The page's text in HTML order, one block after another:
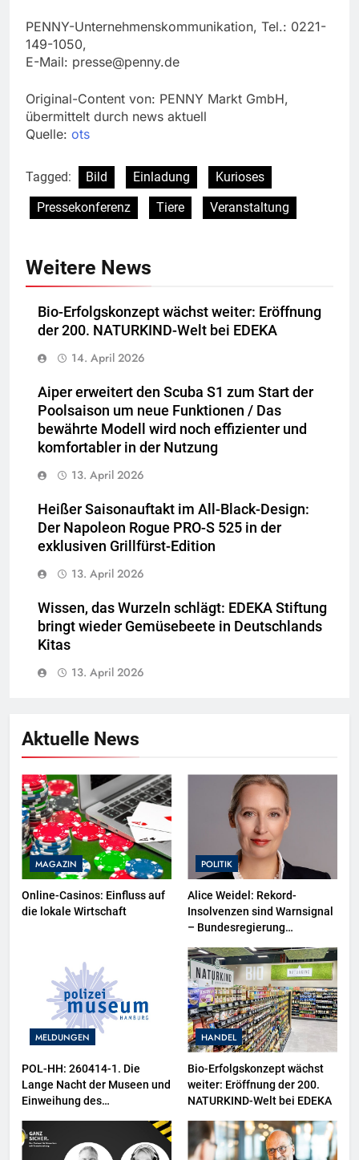
PENNY-Unternehmenskommunikation, Tel.: 0221-
149-1050,
E-Mail: presse@penny.de
Original-Content von: PENNY Markt GmbH,
übermittelt durch news aktuell
Quelle: ots
Tagged: Bild Einladung
Kurioses
Pressekonferenz
Tiere Veranstaltung
Weitere News
Bio-Erfolgskonzept wächst weiter: Eröffnung
der 200. NATURKIND-Welt bei EDEKA
14. April 2026
Aiper erweitert den Scuba S1 zum Start der
Poolsaison um neue Funktionen / Das
bewährte Modell wird noch effizienter und
komfortabler in der Nutzung
13. April 2026
Heißer Saisonauftakt im All-Black-Design:
Der Napoleon Rogue PRO-S 525 in der
exklusiven Grillfürst-Edition
13. April 2026
Wissen, das Wurzeln schlägt: EDEKA Stiftung
bringt wieder Gemüsebeete in Deutschlands
Kitas
13. April 2026
Aktuelle News
MAGAZIN
Online-Casinos: Einfluss auf
die lokale Wirtschaft
POLITIK
Alice Weidel: Rekord-
Insolvenzen sind Warnsignal
– Bundesregierung
Wirtschaftskrise
MELDUNGEN
POL-HH: 260414-1. Die
Lange Nacht der Museen und
Einweihung des
sowie neuer
Ausstellungsbereiche im
HANDEL
Bio-Erfolgskonzept wächst
weiter: Eröffnung der 200.
NATURKIND-Welt bei EDEKA